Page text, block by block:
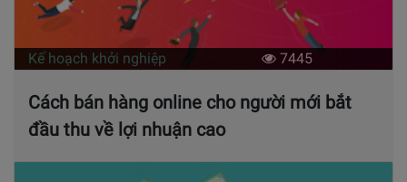
Kế hoạch khởi nghiệp 7445
Cách bán hàng online cho người mới bắt
đầu thu về lợi nhuận cao